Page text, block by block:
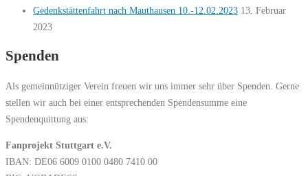
Gedenkstättenfahrt nach Mauthausen 10.-12.02.2023 13. Februar
2023
Spenden
Als gemeinnütziger Verein freuen wir uns immer sehr über Spenden. Gerne
stellen wir auch bei einer entsprechenden Spendensumme eine
Spendenquittung aus:
Fanprojekt Stuttgart e.V.
IBAN: DE06 6009 0100 0480 7410 00